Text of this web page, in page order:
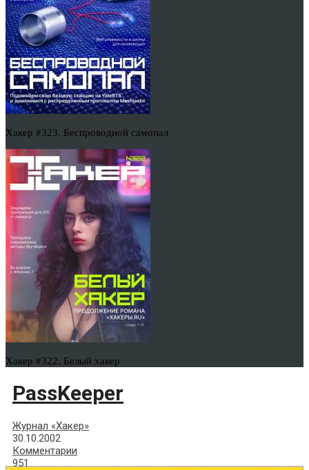
Хакер #323. Беспроводной самопал
Хакер #322. Белый хакер
PassKeeper
Журнал «Хакер»
30.10.2002
Комментарии
951